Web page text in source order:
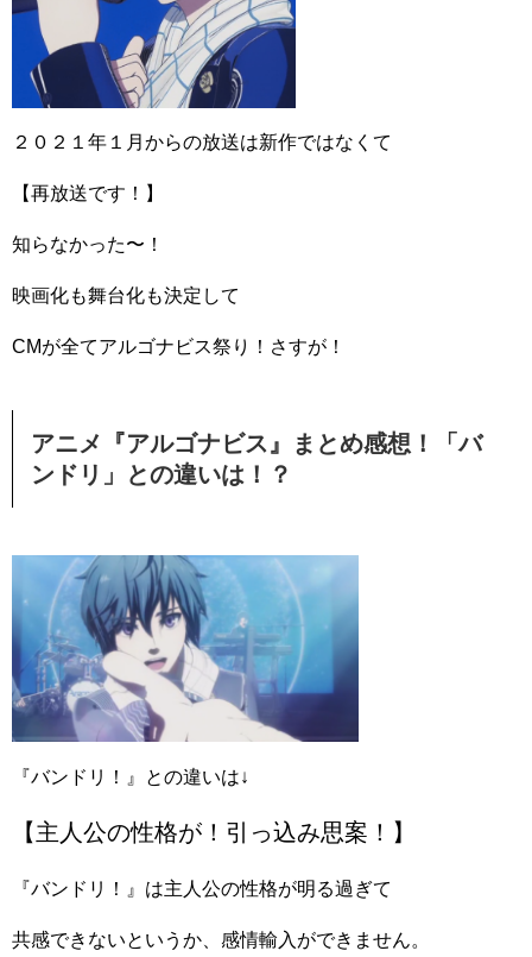
２０２１年１月からの放送は新作ではなくて
【再放送です！】
知らなかった〜！
映画化も舞台化も決定して
CMが全てアルゴナビス祭り！さすが！
アニメ『アルゴナビス』まとめ感想！「バ
ンドリ」との違いは！？
『バンドリ！』との違いは↓
【主人公の性格が！引っ込み思案！】
『バンドリ！』は主人公の性格が明る過ぎて
共感できないというか、感情輸入ができません。